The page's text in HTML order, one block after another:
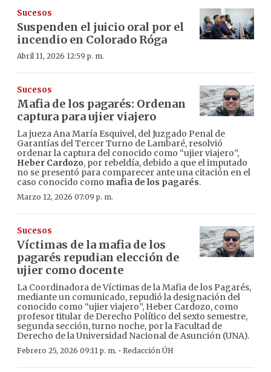
Sucesos
Suspenden el juicio oral por el
incendio en Colorado Róga
Abril 11, 2026 12:59 p. m.
Sucesos
Mafia de los pagarés: Ordenan
captura para ujier viajero
La jueza Ana María Esquivel, del Juzgado Penal de
Garantías del Tercer Turno de Lambaré, resolvió
ordenar la captura del conocido como “ujier viajero”,
Heber Cardozo, por rebeldía, debido a que el imputado
no se presentó para comparecer ante una citación en el
caso conocido como mafia de los pagarés.
Marzo 12, 2026 07:09 p. m.
Sucesos
Víctimas de la mafia de los
pagarés repudian elección de
ujier como docente
La Coordinadora de Víctimas de la Mafia de los Pagarés,
mediante un comunicado, repudió la designación del
conocido como “ujier viajero”, Heber Cardozo, como
profesor titular de Derecho Político del sexto semestre,
segunda sección, turno noche, por la Facultad de
Derecho de la Universidad Nacional de Asunción (UNA).
Febrero 25, 2026 09:11 p. m. · Redacción ÚH